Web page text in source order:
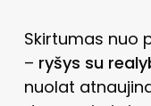
Skirtumas nuo
– ryšys su
nuolat